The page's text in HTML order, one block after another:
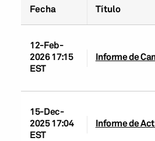
Fecha Título
12-Feb-
2026 17:15
EST
Informe de
15-Dec-
2025 17:04
EST
Informe de